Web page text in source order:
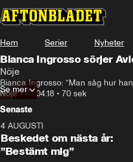
Hem Serier Nyheter
Bianca Ingrosso sörjer
Nöje
Bianca Ingrosso: “Man såg hur
Nöje•24.04.18 • 70 sek
Se mer
Senaste
4 AUGUSTI
Beskedet om nästa år:
”Bestämt mig”